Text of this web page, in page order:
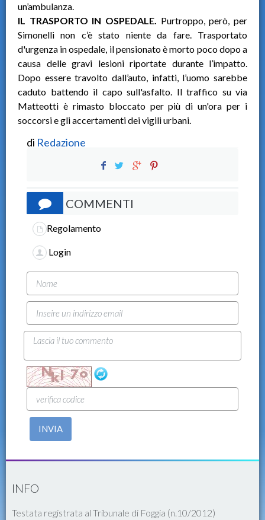
un’ambulanza.
IL TRASPORTO IN OSPEDALE. Purtroppo, però, per
Simonelli non c’è stato niente da fare. Trasportato
d'urgenza in ospedale, il pensionato è morto poco dopo a
causa delle gravi lesioni riportate durante l’impatto.
Dopo essere travolto dall’auto, infatti, l’uomo sarebbe
caduto battendo il capo sull'asfalto. Il traffico su via
Matteotti è rimasto bloccato per più di un'ora per i
soccorsi e gli accertamenti dei vigili urbani.
di Redazione
COMMENTI
Regolamento
Login
INVIA
INFO
Testata registrata al Tribunale di Foggia (n.10/2012)